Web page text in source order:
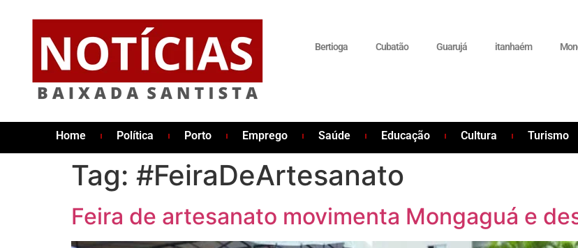
Bertioga Cubatão Guarujá itanhaém
Home Política Porto Emprego Saúde Educação Cultura Turismo
Tag: #FeiraDeArtesanato
Feira de artesanato movimenta Mongaguá e